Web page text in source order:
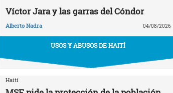
Víctor Jara y las garras del Cóndor
Alberto Nadra 04/08/2026
USOS Y ABUSOS DE HAITÍ
Haití